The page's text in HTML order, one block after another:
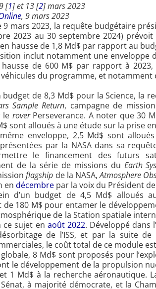
[1] et 13 [2] mars 2023
, 9 mars 2023
9 mars 2023, la requête budgétaire
2023 au 30 septembre 2024)
hausse de 1,8 Md$ par rapport au
inclut notamment une enveloppe
de 600 M$ par rapport à
du programme, et
budget de 8,3 Md$ pour la Science, la
Sample Return, campagne de
le roverPerseverance. A noter que 30
sont alloués à une étude sur la prise
enveloppe, 2,5 Md$ sont
par la NASA dans sa
le financement des futurs
de la série de missions du Earth
flagship de la NASA,Atmosphere
en décembre par la voix du Président
d’un budget de 4,5 Md$ alloués
de 180 M$ pour entamer le
de la Station spatiale
ce sujet en août 2022. Développé dans
de l’ISS, et par la suite
le coût total de ce module
8 Md$ sont proposés pour
le développement de la propulsion
1 Md$ à la recherche aéronautique.
à majorité démocrate, et la